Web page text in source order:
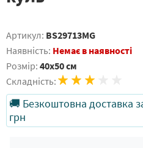
Артикул: BS29713MG
Наявність: Немає в наявності
Розмір: 40x50 см
Складність:
🚚 Безкоштовна доставка
грн